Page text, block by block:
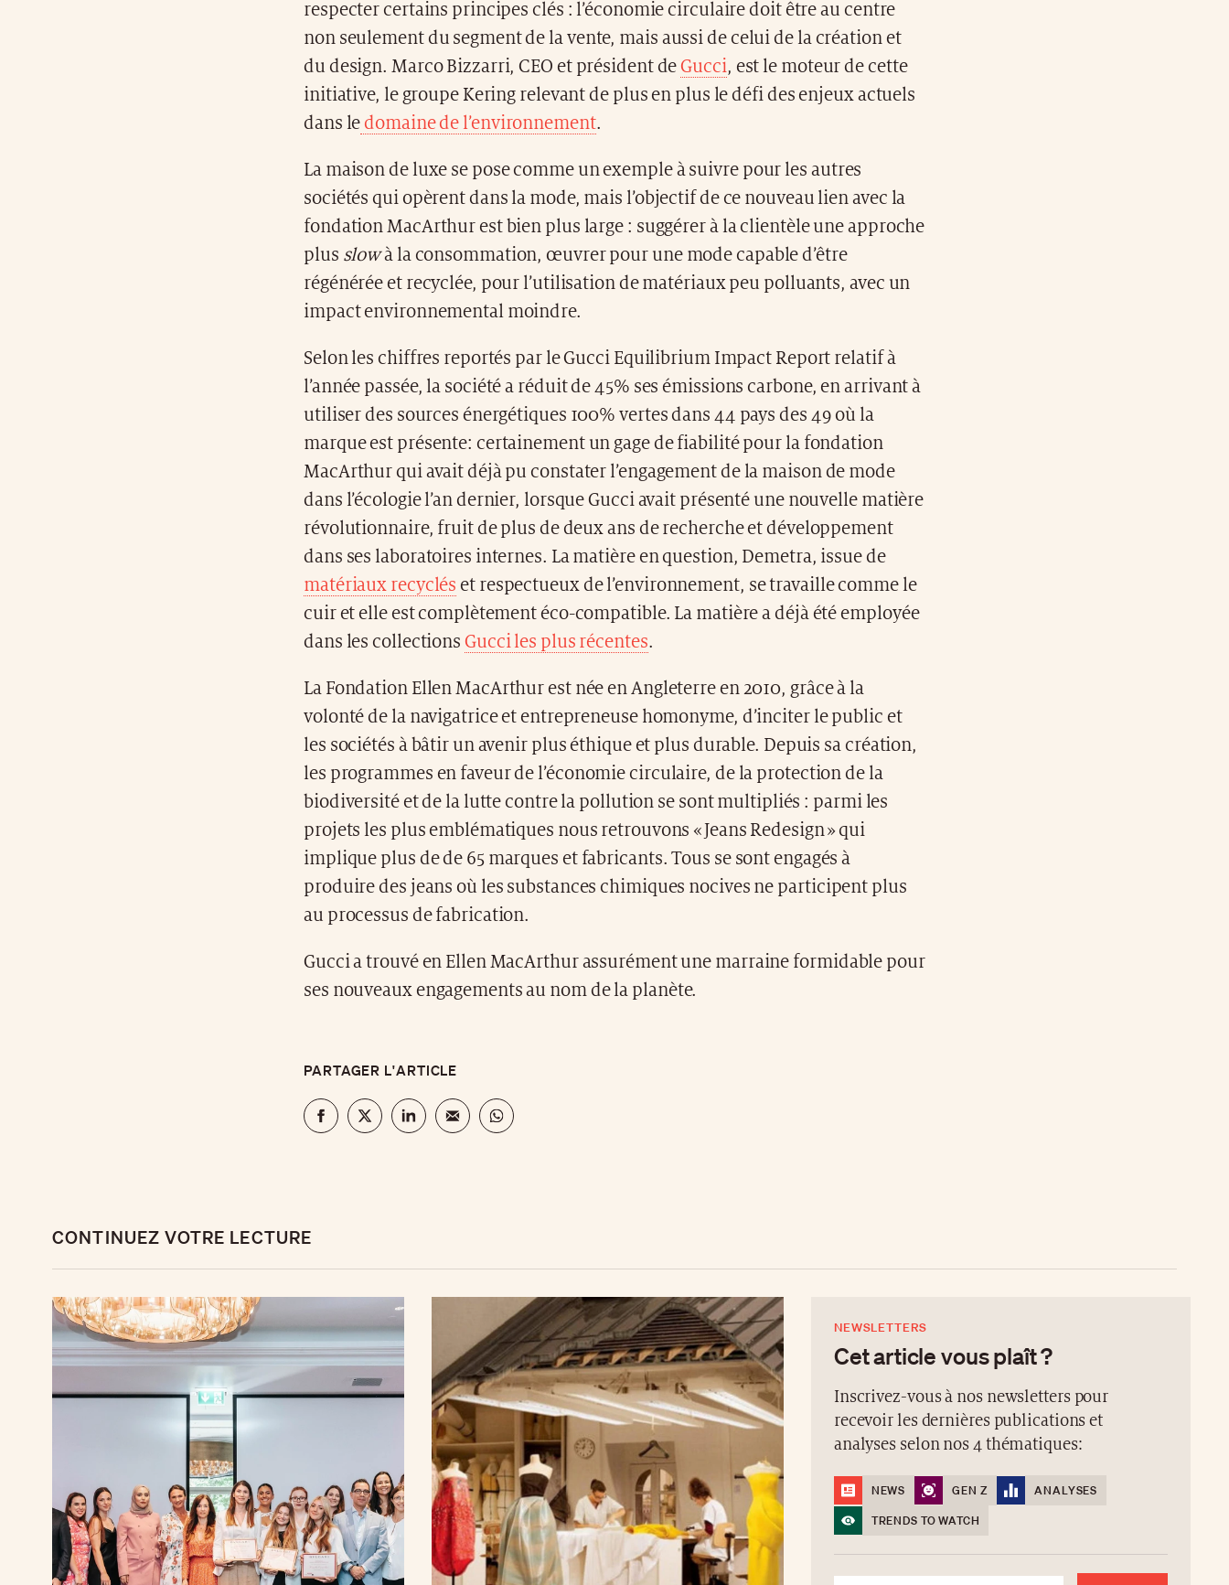
respecter certains principes clés : l’économie circulaire doit être au centre
non seulement du segment de la vente, mais aussi de celui de la création et
du design. Marco Bizzarri, CEO et président deGucci, est le moteur de cette
initiative, le groupe Kering relevant de plus en plus le défi des enjeux actuels
dans le domaine de l’environnement.
La maison de luxe se pose comme un exemple à suivre pour les autres
sociétés qui opèrent dans la mode, mais l’objectif de ce nouveau lien avec la
fondation MacArthur est bien plus large : suggérer à la clientèle une approche
plus slowà la consommation, œuvrer pour une mode capable d’être
régénérée et recyclée, pour l’utilisation de matériaux peu polluants, avec un
impact environnemental moindre.
Selon les chiffres reportés par le Gucci Equilibrium Impact Report relatif à
l’année passée, la société a réduit de 45% ses émissions carbone, en arrivant à
utiliser des sources énergétiques 100% vertes dans 44 pays des 49 où la
marque est présente: certainement un gage de fiabilité pour la fondation
MacArthur qui avait déjà pu constater l’engagement de la maison de mode
dans l’écologie l’an dernier, lorsque Gucci avait présenté une nouvelle matière
révolutionnaire, fruit de plus de deux ans de recherche et développement
dans ses laboratoires internes. La matière en question, Demetra, issue de
matériaux recyclés et respectueux de l’environnement, se travaille comme le
cuir et elle est complètement éco-compatible. La matière a déjà été employée
dans les collections Gucci les plus récentes.
La Fondation Ellen MacArthur est née en Angleterre en 2010, grâce à la
volonté de la navigatrice et entrepreneuse homonyme, d’inciter le public et
les sociétés à bâtir un avenir plus éthique et plus durable. Depuis sa création,
les programmes en faveur de l’économie circulaire, de la protection de la
biodiversité et de la lutte contre la pollution se sont multipliés : parmi les
projets les plus emblématiques nous retrouvons « Jeans Redesign » qui
implique plus de de 65 marques et fabricants. Tous se sont engagés à
produire des jeans où les substances chimiques nocives ne participent plus
au processus de fabrication.
Gucci a trouvé en Ellen MacArthur assurément une marraine formidable pour
ses nouveaux engagements au nom de la planète.
PARTAGER L'ARTICLE
CONTINUEZ VOTRE LECTURE
NEWSLETTERS
Cet article vous plaît ?
Inscrivez-vous à nos newsletters pour
recevoir les dernières publications et
analyses selon nos 4 thématiques:
NEWS GEN Z
ANALYSES
TRENDS TO WATCH